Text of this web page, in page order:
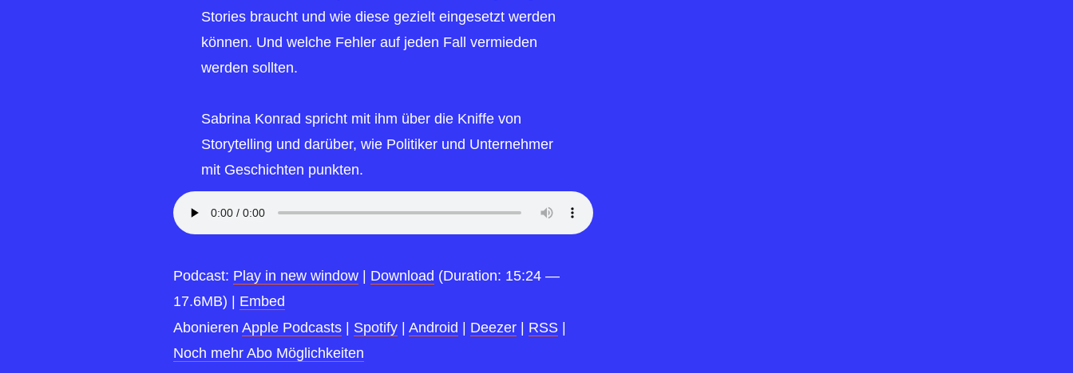
Stories braucht und wie diese gezielt eingesetzt werden
können. Und welche Fehler auf jeden Fall vermieden
werden sollten.
Sabrina Konrad spricht mit ihm über die Kniffe von
Storytelling und darüber, wie Politiker und Unternehmer
mit Geschichten punkten.
Podcast: Play in new window Download (Duration: 15:24 —
17.6MB) | Embed
Abonieren Apple Podcasts Spotify Android Deezer RSS
Noch mehr Abo Möglichkeiten